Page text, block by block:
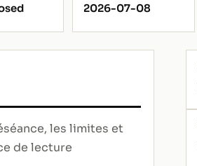
2026-07-08
les limites et
de lecture